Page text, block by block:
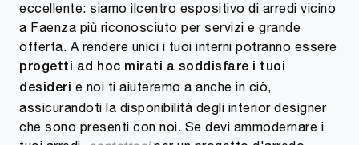
eccellente: siamo ilcentro espositivo di arredi vicino
a Faenza più riconosciuto per servizi e grande
offerta. A rendere unici i tuoi interni potranno essere
progetti ad hoc mirati a soddisfare i tuoi
desideri
e noi ti aiuteremo a anche in ciò,
assicurandoti la disponibilità degli interior designer
che sono presenti con noi. Se devi ammodernare i